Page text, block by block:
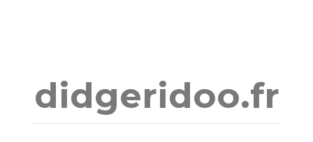
didgeridoo.fr